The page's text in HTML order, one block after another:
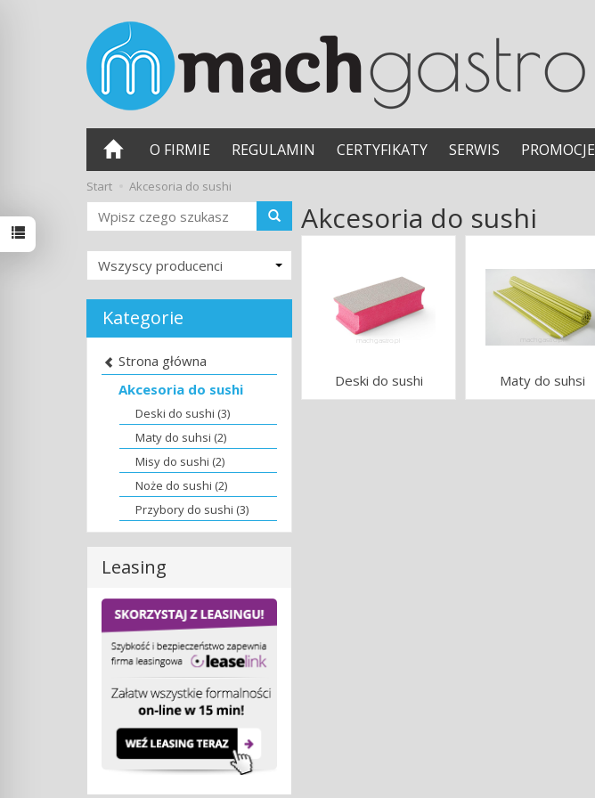
O FIRMIE REGULAMIN CERTYFIKATY SERWIS PROMOCJE
Start Akcesoria do sushi
Akcesoria do sushi
Deski do sushi Maty do suhsi
Wyszukaj
Kategorie
Strona główna
Akcesoria do sushi
Deski do sushi (3)
Maty do suhsi (2)
Misy do sushi (2)
Noże do sushi (2)
Przybory do sushi (3)
Leasing